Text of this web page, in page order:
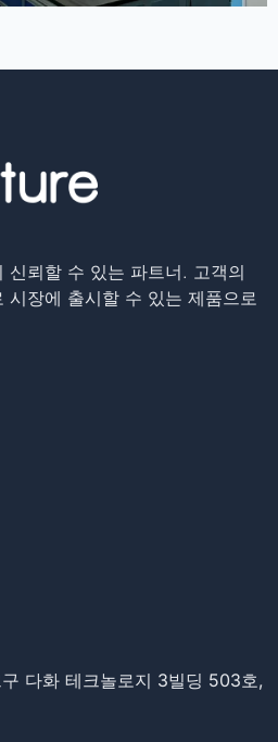
신뢰할 수 있는 파트너. 고객의
시장에 출시할 수 있는 제품으로
다화 테크놀로지 3빌딩 503호,